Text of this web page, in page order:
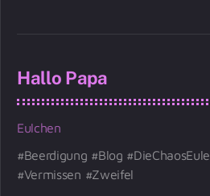
Hallo Papa
Eulchen
Beerdigung
Blog DieChaosEule
Vermissen
Zweifel